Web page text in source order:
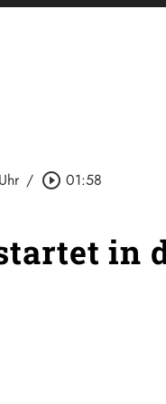
/ play_circle_outline 01:58
in